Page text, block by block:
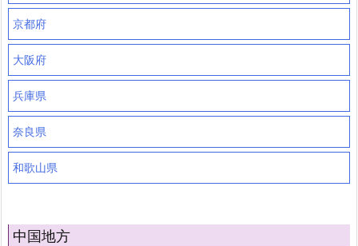
京都府
大阪府
兵庫県
奈良県
和歌山県
中国地方